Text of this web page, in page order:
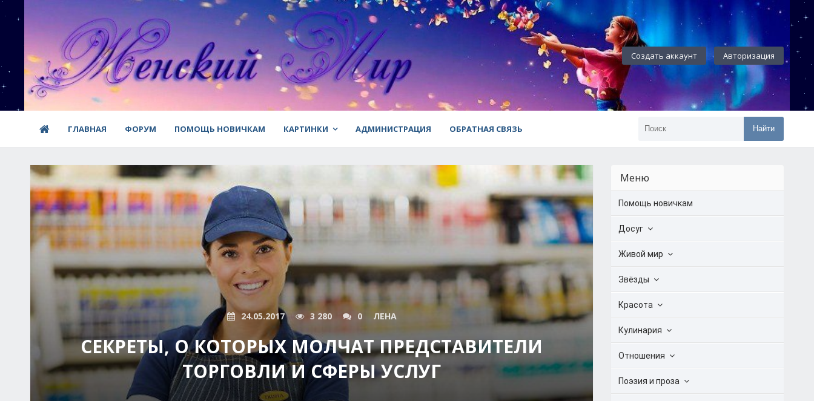
Создать аккаунт Авторизация
ГЛАВНАЯ ФОРУМ ПОМОЩЬ НОВИЧКАМ КАРТИНКИ АДМИНИСТРАЦИЯ ОБРАТНАЯ СВЯЗЬ Найти
24.05.2017 3 280 0 ЛЕНА
СЕКРЕТЫ, О КОТОРЫХ МОЛЧАТ ПРЕДСТАВИТЕЛИ
ТОРГОВЛИ И СФЕРЫ УСЛУГ
Меню
Помощь новичкам
Досуг
Живой мир
Звёзды
Красота
Кулинария
Отношения
Поэзия и проза